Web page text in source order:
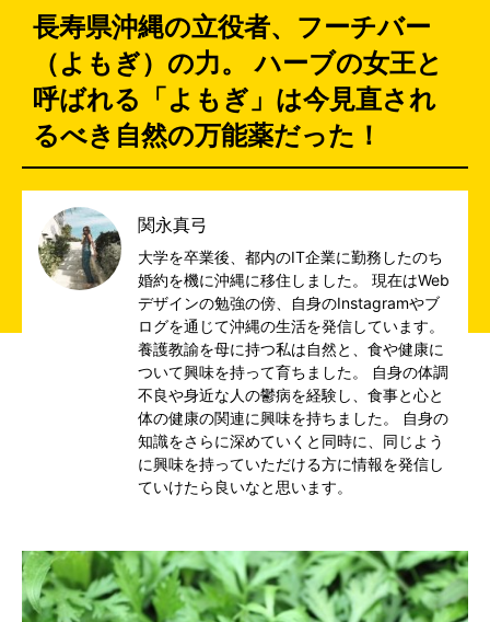
長寿県沖縄の立役者、フーチバー
（よもぎ）の力。 ハーブの女王と
呼ばれる「よもぎ」は今見直され
るべき自然の万能薬だった！
関永真弓
大学を卒業後、都内のIT企業に勤務したのち
婚約を機に沖縄に移住しました。 現在はWeb
デザインの勉強の傍、自身のInstagramやブ
ログを通じて沖縄の生活を発信しています。
養護教諭を母に持つ私は自然と、食や健康に
ついて興味を持って育ちました。 自身の体調
不良や身近な人の鬱病を経験し、食事と心と
体の健康の関連に興味を持ちました。 自身の
知識をさらに深めていくと同時に、同じよう
に興味を持っていただける方に情報を発信し
ていけたら良いなと思います。